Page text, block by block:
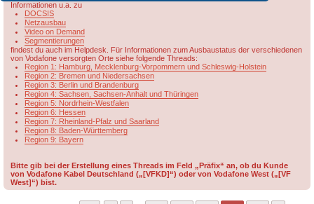
Informationen u.a. zu
DOCSIS
Netzausbau
Video on Demand
Segmentierungen
findest du auch im Helpdesk. Für Informationen zum Ausbaustatus der verschiedenen
von Vodafone versorgten Orte siehe folgende Threads:
Region 1: Hamburg, Mecklenburg-Vorpommern und Schleswig-Holstein
Region 2: Bremen und Niedersachsen
Region 3: Berlin und Brandenburg
Region 4: Sachsen, Sachsen-Anhalt und Thüringen
Region 5: Nordrhein-Westfalen
Region 6: Hessen
Region 7: Rheinland-Pfalz und Saarland
Region 8: Baden-Württemberg
Region 9: Bayern
Bitte gib bei der Erstellung eines Threads im Feld „Präfix“ an, ob du Kunde
von Vodafone Kabel Deutschland („[VFKD]“) oder von Vodafone West („[VF
West]“) bist.